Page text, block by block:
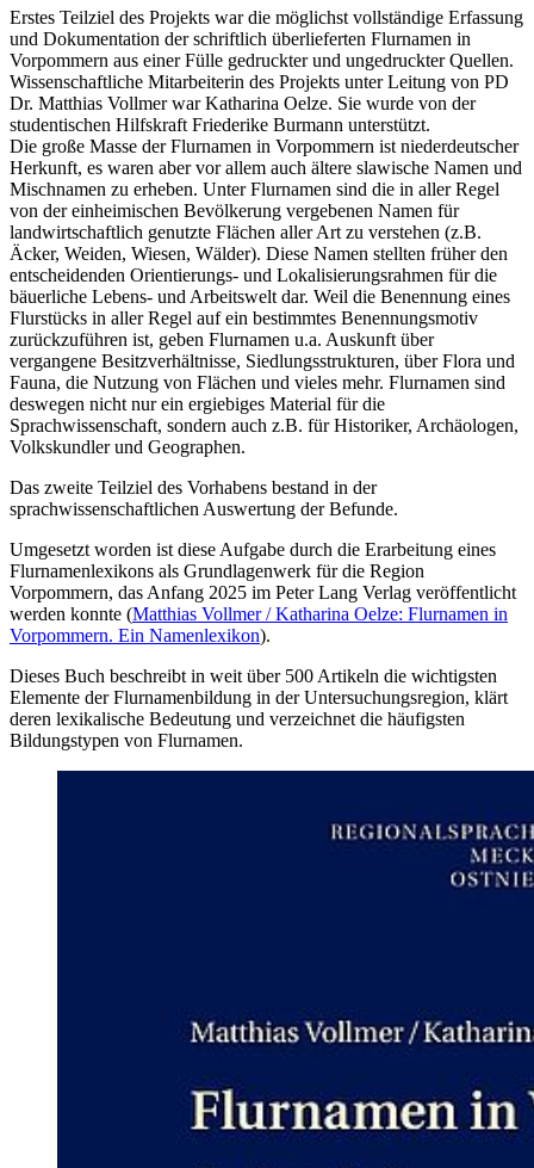
Erstes Teilziel des Projekts war die möglichst vollständige Erfassung
und Dokumentation der schriftlich überlieferten Flurnamen in
Vorpommern aus einer Fülle gedruckter und ungedruckter Quellen.
Wissenschaftliche Mitarbeiterin des Projekts unter Leitung von PD
Dr. Matthias Vollmer war Katharina Oelze. Sie wurde von der
studentischen Hilfskraft Friederike Burmann unterstützt.
Die große Masse der Flurnamen in Vorpommern ist niederdeutscher
Herkunft, es waren aber vor allem auch ältere slawische Namen und
Mischnamen zu erheben. Unter Flurnamen sind die in aller Regel
von der einheimischen Bevölkerung vergebenen Namen für
landwirtschaftlich genutzte Flächen aller Art zu verstehen (z.B.
Äcker, Weiden, Wiesen, Wälder). Diese Namen stellten früher den
entscheidenden Orientierungs- und Lokalisierungsrahmen für die
bäuerliche Lebens- und Arbeitswelt dar. Weil die Benennung eines
Flurstücks in aller Regel auf ein bestimmtes Benennungsmotiv
zurückzuführen ist, geben Flurnamen u.a. Auskunft über
vergangene Besitzverhältnisse, Siedlungsstrukturen, über Flora und
Fauna, die Nutzung von Flächen und vieles mehr. Flurnamen sind
deswegen nicht nur ein ergiebiges Material für die
Sprachwissenschaft, sondern auch z.B. für Historiker, Archäologen,
Volkskundler und Geographen.
Das zweite Teilziel des Vorhabens bestand in der
sprachwissenschaftlichen Auswertung der Befunde.
Umgesetzt worden ist diese Aufgabe durch die Erarbeitung eines
Flurnamenlexikons als Grundlagenwerk für die Region
Vorpommern, das Anfang 2025 im Peter Lang Verlag veröffentlicht
werden konnte (Matthias Vollmer / Katharina Oelze: Flurnamen in
Vorpommern. Ein Namenlexikon).
Dieses Buch beschreibt in weit über 500 Artikeln die wichtigsten
Elemente der Flurnamenbildung in der Untersuchungsregion, klärt
deren lexikalische Bedeutung und verzeichnet die häufigsten
Bildungstypen von Flurnamen.